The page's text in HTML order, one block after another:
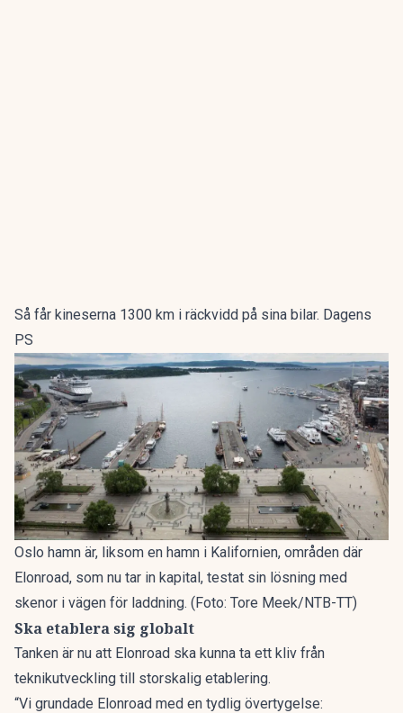
Så får kineserna 1300 km i räckvidd på sina bilar. Dagens
PS
Oslo hamn är, liksom en hamn i Kalifornien, områden där
Elonroad, som nu tar in kapital, testat sin lösning med
skenor i vägen för laddning. (Foto: Tore Meek/NTB-TT)
Ska etablera sig globalt
Tanken är nu att Elonroad ska kunna ta ett kliv från
teknikutveckling till storskalig etablering.
“Vi grundade Elonroad med en tydlig övertygelse: